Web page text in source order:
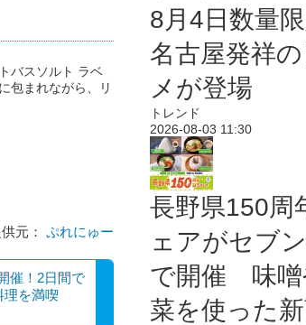
バスソルト ラベ
包まれながら、リ
元： ぷれにゅー
催！2日間で
理を満喫
8月4日数量限
名古屋発祥
メが登場
トレンド
2026-08-03 11:30
長野県150周
ェアがセブ
で開催 味噌
菜を使った